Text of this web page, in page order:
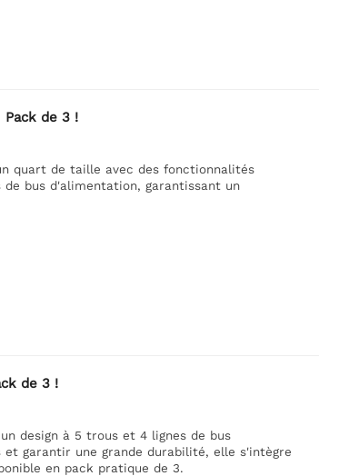
de 3 !
quart de taille avec des fonctionnalités
bus d'alimentation, garantissant un
de 3 !
design à 5 trous et 4 lignes de bus
garantir une grande durabilité, elle s'intègre
en pack pratique de 3.